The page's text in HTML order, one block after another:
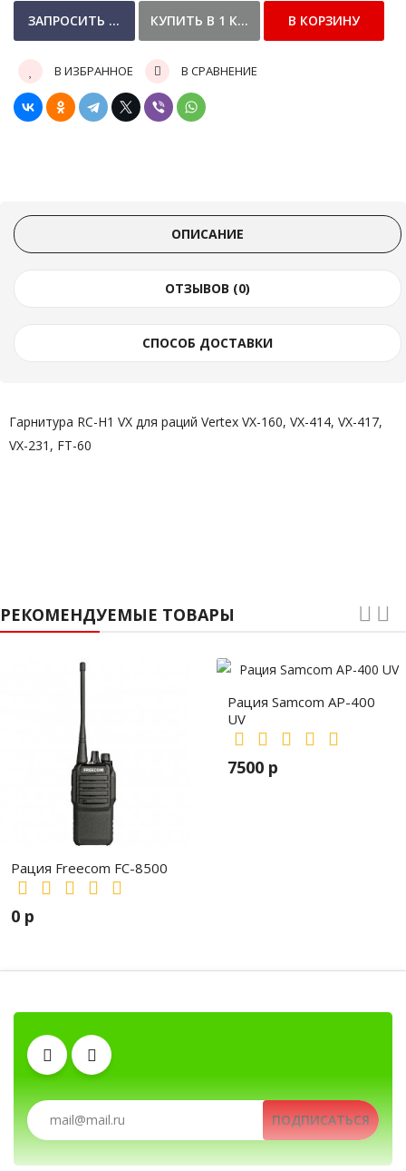
В ИЗБРАННОЕ В СРАВНЕНИЕ
ОПИСАНИЕ
ОТЗЫВОВ (0)
СПОСОБ ДОСТАВКИ
Гарнитура RC-H1 VX для раций Vertex VX-160, VX-414, VX-417,
VX-231, FT-60
РЕКОМЕНДУЕМЫЕ ТОВАРЫ
Рация Freecom FC-8500
0 р
Рация Samcom AP-400
UV
7500 р
Клипсы
Аккумуляторы Зарядные устройстваПОДПИСАТЬСЯ